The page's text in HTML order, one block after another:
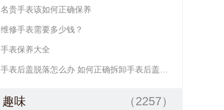
名贵手表该如何正确保养
维修手表需要多少钱？
手表保养大全
趣味 （2257）